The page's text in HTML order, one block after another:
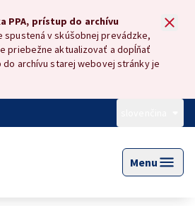
prístup do archívu
PPA, prístup do archívu
spustená v skúšobnej prevádzke,
priebežne aktualizovať a dopĺňať
archívu starej webovej stránky je
Menu